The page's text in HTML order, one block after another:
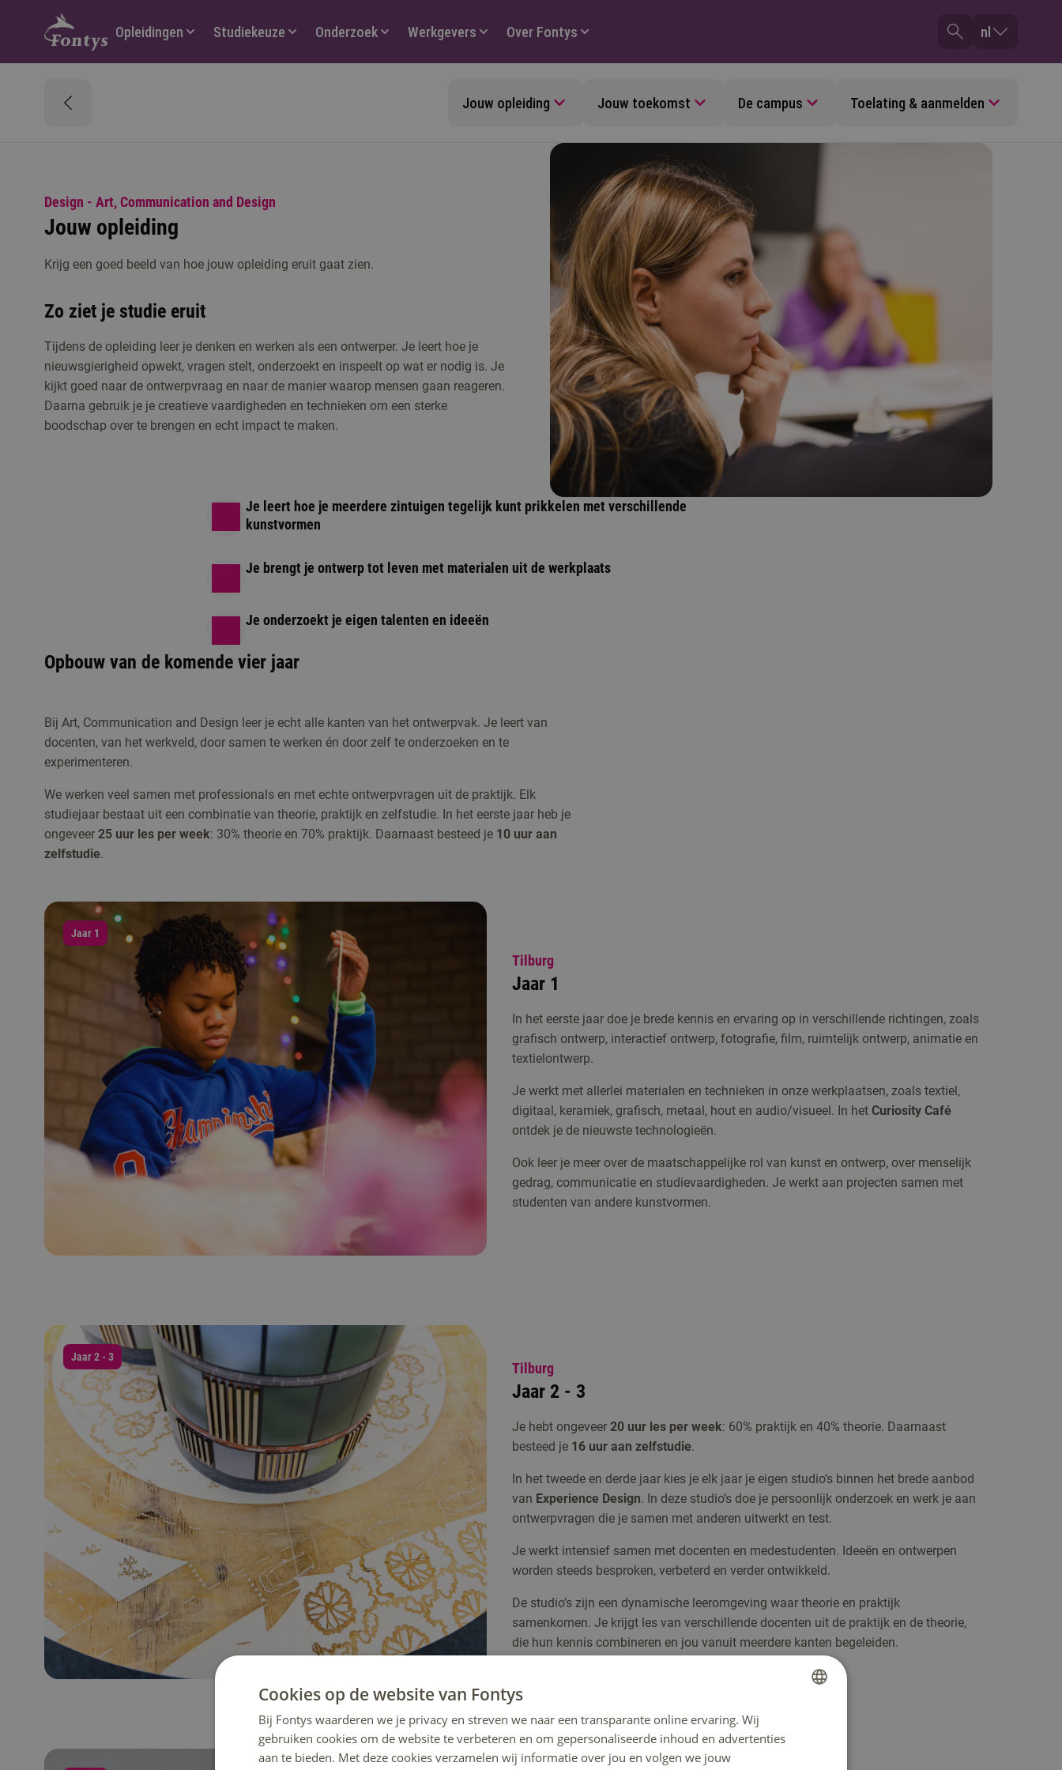
Hoofdmenu
Opleidingen Studiekeuze Onderzoek Werkgevers Over Fontys nl
Jouw opleiding Jouw toekomst De campus Toelating & aanmelden
Design - Art, Communication and Design
Jouw opleiding
Krijg een goed beeld van hoe jouw opleiding eruit gaat zien.
Zo ziet je studie eruit
Tijdens de opleiding leer je denken en werken als een ontwerper. Je leert hoe je
nieuwsgierigheid opwekt, vragen stelt, onderzoekt en inspeelt op wat er nodig is. Je
kijkt goed naar de ontwerpvraag en naar de manier waarop mensen gaan reageren.
Daarna gebruik je je creatieve vaardigheden en technieken om een sterke
boodschap over te brengen en echt impact te maken.
Je leert hoe je meerdere zintuigen tegelijk kunt prikkelen met verschillende
kunstvormen
Je brengt je ontwerp tot leven met materialen uit de werkplaats
Je onderzoekt je eigen talenten en ideeën
Opbouw van de komende vier jaar
Bij Art, Communication and Design leer je echt alle kanten van het ontwerpvak. Je leert van
docenten, van het werkveld, door samen te werken én door zelf te onderzoeken en te
experimenteren.
We werken veel samen met professionals en met echte ontwerpvragen uit de praktijk. Elk
studiejaar bestaat uit een combinatie van theorie, praktijk en zelfstudie. In het eerste jaar heb je
ongeveer 25 uur les per week: 30% theorie en 70% praktijk. Daarnaast besteed je 10 uur aan
zelfstudie.
Jaar 1
Tilburg
Jaar 1
In het eerste jaar doe je brede kennis en ervaring op in verschillende richtingen, zoals
grafisch ontwerp, interactief ontwerp, fotografie, film, ruimtelijk ontwerp, animatie en
textielontwerp.
Je werkt met allerlei materialen en technieken in onze werkplaatsen, zoals textiel,
digitaal, keramiek, grafisch, metaal, hout en audio/visueel. In het Curiosity Café
ontdek je de nieuwste technologieën.
Ook leer je meer over de maatschappelijke rol van kunst en ontwerp, over menselijk
gedrag, communicatie en studievaardigheden. Je werkt aan projecten samen met
studenten van andere kunstvormen.
Jaar 2 - 3
Tilburg
Jaar 2 - 3
Je hebt ongeveer 20 uur les per week: 60% praktijk en 40% theorie. Daarnaast
besteed je 16 uur aan zelfstudie.
In het tweede en derde jaar kies je elk jaar je eigen studio’s binnen het brede aanbod
van Experience Design. In deze studio’s doe je persoonlijk onderzoek en werk je aan
ontwerpvragen die je samen met anderen uitwerkt en test.
Je werkt intensief samen met docenten en medestudenten. Ideeën en ontwerpen
worden steeds besproken, verbeterd en verder ontwikkeld.
De studio’s zijn een dynamische leeromgeving waar theorie en praktijk
samenkomen. Je krijgt les van verschillende docenten uit de praktijk en de theorie,
die hun kennis combineren en jou vanuit meerdere kanten begeleiden.
ENGLISH
Cookies op de website van Fontys
Bij Fontys waarderen we je privacy en streven we naar een transparante online ervaring. Wij
gebruiken cookies om de website te verbeteren en om gepersonaliseerde inhoud en advertenties
aan te bieden. Met deze cookies verzamelen wij informatie over jou en volgen we jouw